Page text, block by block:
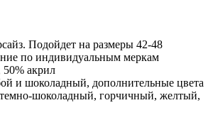
Подойдет на размеры 42-48
по индивидуальным меркам
50% акрил
и шоколадный, дополнительные цвета
шоколадный, горчичный, желтый,